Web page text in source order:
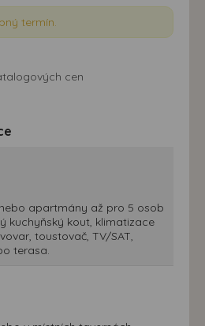
termín.
cen
apartmány až pro 5 osob
kuchyňský kout, klimatizace
toustovač, TV/SAT,
terasa.